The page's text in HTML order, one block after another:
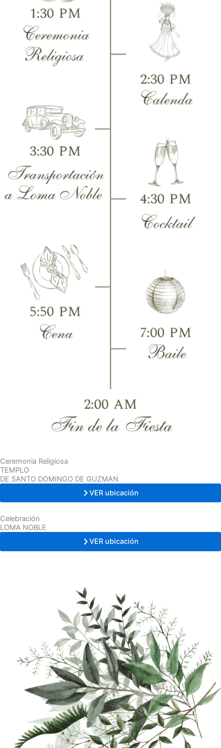
Ceremonia Religiosa
TEMPLO
DE SANTO DOMINGO DE GUZMAN
VER ubicación
Celebración
LOMA NOBLE
VER ubicación